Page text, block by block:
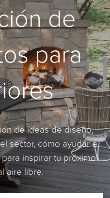
de
para
de ideas de diseño,
sector, cómo ayudar e
inspirar tu próximo
aire libre.